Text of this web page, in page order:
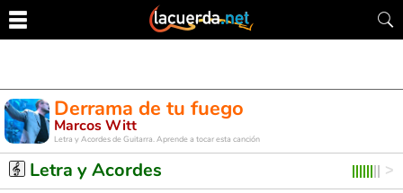
Derrama de tu fuego
Marcos Witt
Letra y Acordes de Guitarra. Aprende a tocar esta canción
Letra y Acordes